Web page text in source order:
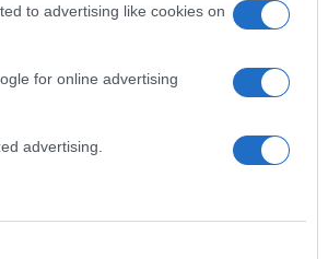
to advertising like cookies on
for online advertising
advertising.
δεν χάνει ούτε την ψυχή της,
αμφισβητούν τον
γαλάζια και ελεύθερα»,
πολιτική στην άμυνα και την
την επαναπροσέγγιση και πολύ